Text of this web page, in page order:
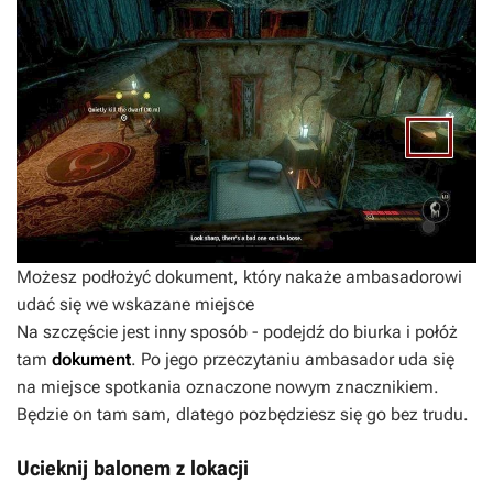
Możesz podłożyć dokument, który nakaże ambasadorowi
udać się we wskazane miejsce
Na szczęście jest inny sposób - podejdź do biurka i połóż
tam dokument. Po jego przeczytaniu ambasador uda się
na miejsce spotkania oznaczone nowym znacznikiem.
Będzie on tam sam, dlatego pozbędziesz się go bez trudu.
Ucieknij balonem z lokacji